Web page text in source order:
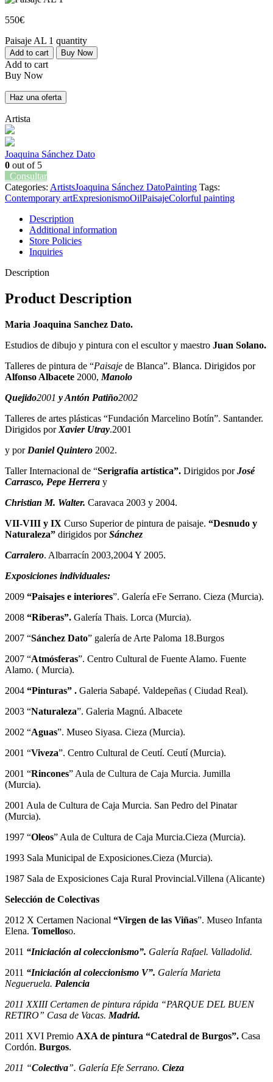
550€
Paisaje AL 1 quantity
Add to cart Buy Now
Add to cart
Buy Now
Haz una oferta
Artista
Joaquina Sánchez Dato
0 out of 5
Consultar
Categories: ArtistsJoaquina Sánchez DatoPainting Tags:
Contemporary artExpresionismoOilPaisajeColorful painting
Description
Additional information
Store Policies
Inquiries
Description
Product Description
Maria Joaquina Sanchez Dato.
Estudios de dibujo y pintura con el escultor y maestro Juan Solano.
Talleres de pintura de “Paisaje de Blanca”. Blanca. Dirigidos por
Alfonso Albacete 2000, Manolo
Quejido2001 y Antón Patiño2002
Talleres de artes plásticas “Fundación Marcelino Botín”. Santander.
Dirigidos por Xavier Utray.2001
y por Daniel Quintero 2002.
Taller Internacional de “Serigrafía artística”. Dirigidos porJosé
Carrasco, Pepe Herrera y
Christian M. Walter. Caravaca 2003 y 2004.
VII-VIII y IX Curso Superior de pintura de paisaje. “Desnudo y
Naturaleza” dirigidos porSánchez
Carralero. Albarracín 2003,2004 Y 2005.
Exposiciones individuales:
2009 “Paisajes e interiores”. Galería eFe Serrano. Cieza (Murcia).
2008 “Riberas”. Galería Thais. Lorca (Murcia).
2007 “Sánchez Dato” galería de Arte Paloma 18.Burgos
2007 “Atmósferas”. Centro Cultural de Fuente Alamo. Fuente
Alamo. ( Murcia).
2004 “Pinturas” . Galeria Sabapé. Valdepeñas ( Ciudad Real).
2003 “Naturaleza”. Galeria Magnú. Albacete
2002 “Aguas”. Museo Siyasa. Cieza (Murcia).
2001 “Viveza”. Centro Cultural de Ceutí. Ceutí (Murcia).
2001 “Rincones” Aula de Cultura de Caja Murcia. Jumilla
(Murcia).
2001 Aula de Cultura de Caja Murcia. San Pedro del Pinatar
(Murcia).
1997 “Oleos” Aula de Cultura de Caja Murcia.Cieza (Murcia).
1993 Sala Municipal de Exposiciones.Cieza (Murcia).
1987 Sala de Exposiciones Caja Rural Provincial.Villena (Alicante)
Selección de Colectivas
2012 X Certamen Nacional “Virgen de las Viñas”. Museo Infanta
Elena. Tomelloso.
2011 “Iniciación al coleccionismo”. Galería Rafael. Valladolid.
2011 “Iniciación al coleccionismo V”. Galería Marieta
Negueruela. Palencia
2011 XXIII Certamen de pintura rápida “PARQUE DEL BUEN
RETIRO” Casa de Vacas. Madrid.
2011 XVI Premio AXA de pintura “Catedral de Burgos”. Casa
Cordón. Burgos.
2011 “Colectiva”. Galería Efe Serrano. Cieza